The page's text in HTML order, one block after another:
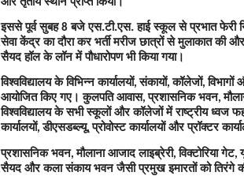
इससे पूर्व सुबह 8 बजे एस.टी.एस. हाई स्कूल से प्रभात फेरी
सेवा केंद्र का दौरा कर भर्ती मरीज छात्रों से मुलाकात की
सैयद हॉल के लॉन में पौधारोपण भी किया गया।
विश्वविद्यालय के विभिन्न कार्यालयों,संकायों,कॉलेजों,
आयोजित किए गए। कुलपति आवास,प्रशासनिक भवन,
विश्वविद्यालय के सभी स्कूलों और कॉलेजों में राष्ट्रीय ध्वज
कार्यालयों,डीएसडब्ल्यू,प्रोवोस्ट कार्यालयों और प्रॉक्टर
प्रशासनिक भवन,मौलाना आजाद लाइब्रेरी,विक्टोरिया गेट,
सैयद और कला संकाय भवन जैसी प्रमुख इमारतों को तिरंगे